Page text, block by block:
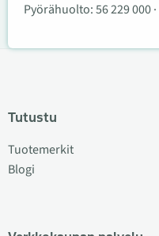
Pyörähuolto:56 229 000·
Tutustu
Tuotemerkit
Blogi